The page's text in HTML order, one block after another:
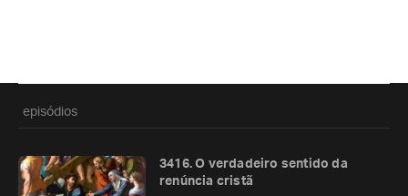
episódios
3416. O verdadeiro sentido da
renúncia cristã